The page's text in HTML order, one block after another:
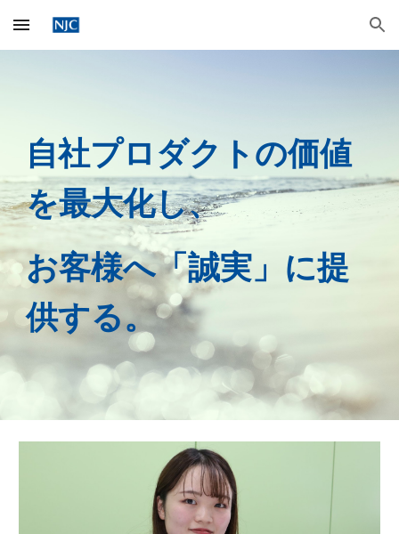
Skip to main content Skip to navigation
自社プロダクトの価値
を最大化し、
お客様へ「誠実」に提
供する。